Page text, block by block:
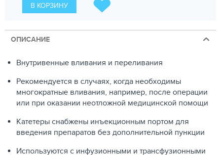
В КОРЗИНУ
ОПИСАНИЕ
Внутривенные вливания и переливания
Рекомендуется в случаях, когда необходимы
многократные вливания, например, после операции
или при оказании неотложной медицинской помощи
Катетеры снабжены инъекционным портом для
введения препаратов без дополнительной пункции
Используются с инфузионными и трансфузионными